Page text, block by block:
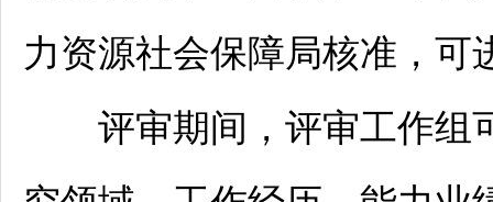
力资源社会保障局核准，可
评审期间，评审工作组